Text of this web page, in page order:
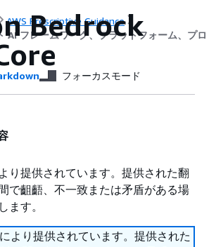
AWS Prescriptive Guidance
AI フレームワーク、プラットフォーム、プ
Bedrock
フォーカスモード
り提供されています。提供された翻
で齟齬、不一致または矛盾がある場
ます。
より提供されています。提供された